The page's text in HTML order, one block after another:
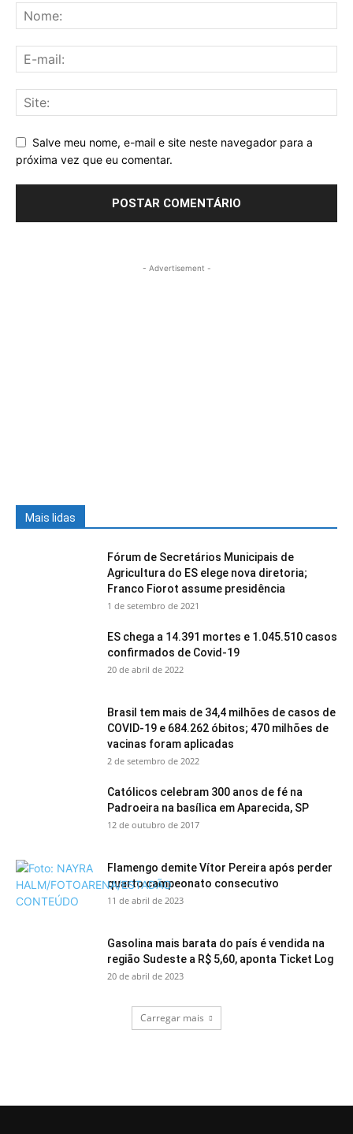
Salve meu nome, e-mail e site neste navegador para a
próxima vez que eu comentar.
- Advertisement -
Mais lidas
Fórum de Secretários Municipais de
Agricultura do ES elege nova diretoria;
Franco Fiorot assume presidência
1 de setembro de 2021
ES chega a 14.391 mortes e 1.045.510 casos
confirmados de Covid-19
20 de abril de 2022
Brasil tem mais de 34,4 milhões de casos de
COVID-19 e 684.262 óbitos; 470 milhões de
vacinas foram aplicadas
2 de setembro de 2022
Católicos celebram 300 anos de fé na
Padroeira na basílica em Aparecida, SP
12 de outubro de 2017
Flamengo demite Vítor Pereira após perder
quarto campeonato consecutivo
11 de abril de 2023
Gasolina mais barata do país é vendida na
região Sudeste a R$ 5,60, aponta Ticket Log
20 de abril de 2023
Carregar mais